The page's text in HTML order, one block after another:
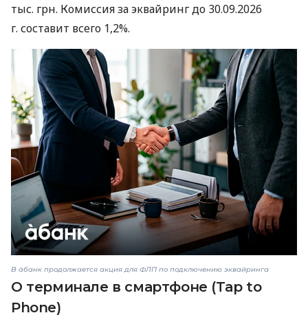
тыс. грн. Комиссия за эквайринг до 30.09.2026
г. составит всего 1,2%.
В àбанк продолжается акция для ФЛП по подключению эквайринга
О терминале в смартфоне (Tap to
Phone)